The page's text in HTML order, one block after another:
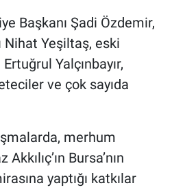
Başkanı Şadi Özdemir,
Nihat Yeşiltaş, eski
Yalçınbayır,
ve çok sayıda
merhum
Bursa’nın
yaptığı katkılar